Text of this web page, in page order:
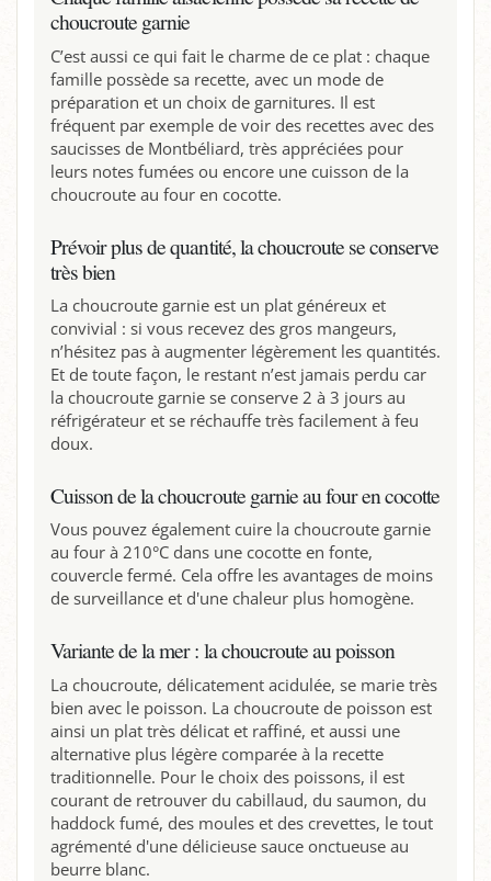
choucroute garnie
C’est aussi ce qui fait le charme de ce plat : chaque
famille possède sa recette, avec un mode de
préparation et un choix de garnitures. Il est
fréquent par exemple de voir des recettes avec des
saucisses de Montbéliard, très appréciées pour
leurs notes fumées ou encore une cuisson de la
choucroute au four en cocotte.
Prévoir plus de quantité, la choucroute se conserve
très bien
La choucroute garnie est un plat généreux et
convivial : si vous recevez des gros mangeurs,
n’hésitez pas à augmenter légèrement les quantités.
Et de toute façon, le restant n’est jamais perdu car
la choucroute garnie se conserve 2 à 3 jours au
réfrigérateur et se réchauffe très facilement à feu
doux.
Cuisson de la choucroute garnie au four en cocotte
Vous pouvez également cuire la choucroute garnie
au four à 210°C dans une cocotte en fonte,
couvercle fermé. Cela offre les avantages de moins
de surveillance et d'une chaleur plus homogène.
Variante de la mer : la choucroute au poisson
La choucroute, délicatement acidulée, se marie très
bien avec le poisson. La choucroute de poisson est
ainsi un plat très délicat et raffiné, et aussi une
alternative plus légère comparée à la recette
traditionnelle. Pour le choix des poissons, il est
courant de retrouver du cabillaud, du saumon, du
haddock fumé, des moules et des crevettes, le tout
agrémenté d'une délicieuse sauce onctueuse au
beurre blanc.